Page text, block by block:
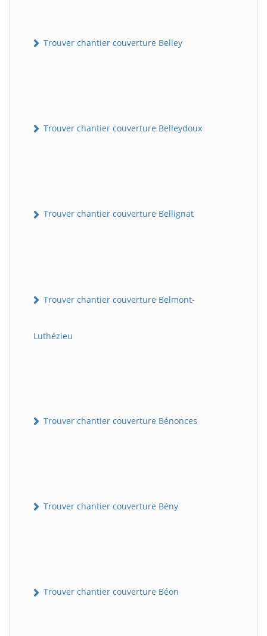
Trouver chantier couverture Belley
Trouver chantier couverture Belleydoux
Trouver chantier couverture Bellignat
Trouver chantier couverture Belmont-
Luthézieu
Trouver chantier couverture Bénonces
Trouver chantier couverture Bény
Trouver chantier couverture Béon